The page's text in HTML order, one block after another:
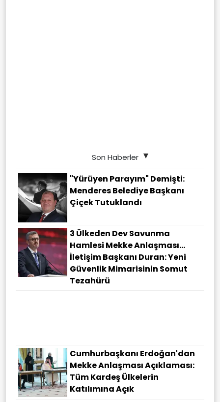
Son Haberler
"Yürüyen Parayım" Demişti:
Menderes Belediye Başkanı
Çiçek Tutuklandı
3 Ülkeden Dev Savunma
Hamlesi Mekke Anlaşması…
İletişim Başkanı Duran: Yeni
Güvenlik Mimarisinin Somut
Tezahürü
Cumhurbaşkanı Erdoğan'dan
Mekke Anlaşması Açıklaması:
Tüm Kardeş Ülkelerin
Katılımına Açık